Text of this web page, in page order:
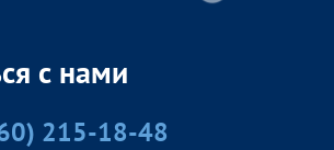
с нами
215-18-48